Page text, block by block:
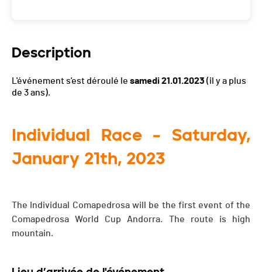
Description
L'événement s'est déroulé le samedi 21.01.2023 (il y a plus
de 3 ans).
Individual Race – Saturday,
January 21th, 2023
The Individual Comapedrosa will be the first event of the
Comapedrosa World Cup Andorra. The route is high
mountain.